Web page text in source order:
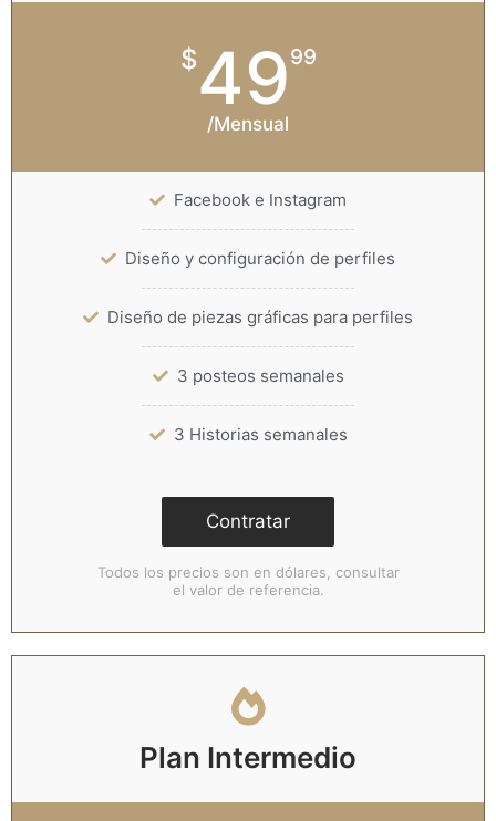
$4999
/Mensual
Facebook e Instagram
Diseño y configuración de perfiles
Diseño de piezas gráficas para perfiles
3 posteos semanales
3 Historias semanales
Contratar
Todos los precios son en dólares, consultar
el valor de referencia.
Plan Intermedio